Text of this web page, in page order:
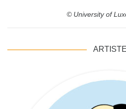
© University of
ARTISTE